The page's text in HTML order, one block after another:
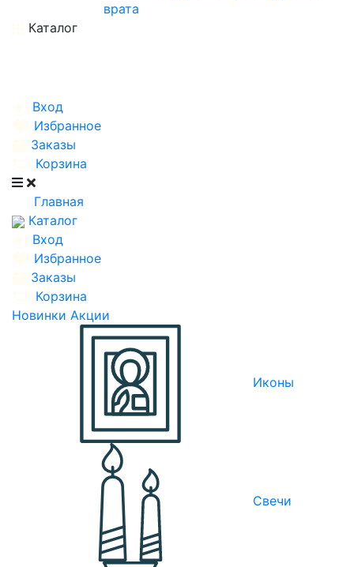
врата
Каталог
Вход
Избранное
Заказы
Корзина
Главная
Каталог
Вход
Избранное
Заказы
Корзина
Новинки Акции
Иконы
Свечи